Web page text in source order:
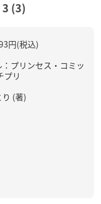
3 (3)
円(税込)
：プリンセス・コミッ
プリ
(著)